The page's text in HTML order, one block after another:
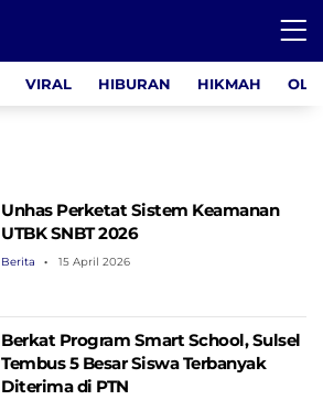
VIRAL HIBURAN HIKMAH
Unhas Perketat Sistem Keamanan
UTBK SNBT 2026
Berita 15 April 2026
Berkat Program Smart School, Sulsel
Tembus 5 Besar Siswa Terbanyak
Diterima di PTN